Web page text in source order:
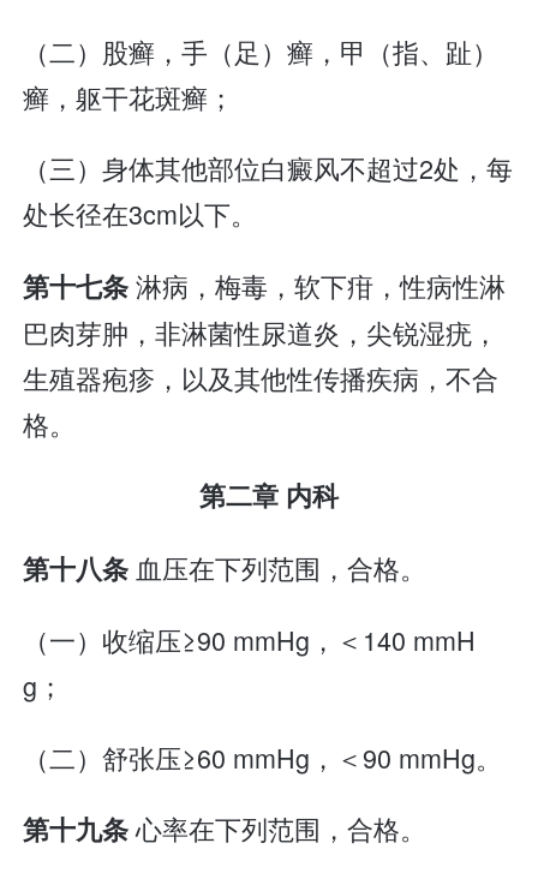
（二）股癣，手（足）癣，甲（指、趾）
癣，躯干花斑癣；
（三）身体其他部位白癜风不超过2处，每
处长径在3cm以下。
第十七条淋病，梅毒，软下疳，性病性淋
巴肉芽肿，非淋菌性尿道炎，尖锐湿疣，
生殖器疱疹，以及其他性传播疾病，不合
格。
第二章 内科
第十八条 血压在下列范围，合格。
（一）收缩压≥90 mmHg，＜140 mmH
g；
（二）舒张压≥60 mmHg，＜90 mmHg。
第十九条心率在下列范围，合格。